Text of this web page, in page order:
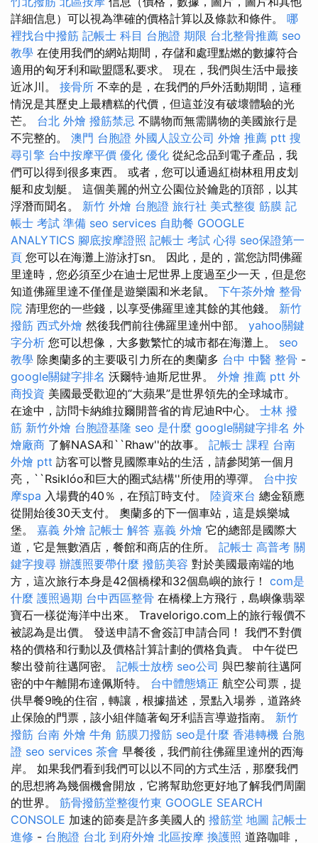
詳細信息）可以視為準確的價格計算以及條款和條件。 哪
裡找台中撥筋 記帳士 科目 台胞證 期限 台北整骨推薦 seo
教學 在使用我們的網站期間，存儲和處理點燃的數據符合
適用的匈牙利和歐盟隱私要求。 現在，我們與生活中最接
近冰川。 接骨所 不幸的是，在我們的戶外活動期間，這種
情況是其歷史上最糟糕的代價，但這並沒有破壞體驗的光
芒。 台北 外燴 撥筋禁忌 不購物而無需購物的美國旅行是
不完整的。 澳門 台胞證 外國人設立公司 外燴 推薦 ptt 搜
尋引擎 台中按摩平價 優化 優化 從紀念品到電子產品，我
們可以得到很多東西。 或者，您可以通過紅樹林租用皮划
艇和皮划艇。 這個美麗的州立公園位於鑰匙的頂部，以其
浮潛而聞名。 新竹 外燴 台胞證 旅行社 美式整復 筋膜 記
帳士 考試 準備 seo services 自助餐 GOOGLE
ANALYTICS 腳底按摩證照 記帳士 考試 心得 seo保證第一
頁 您可以在海灘上游泳打sn。 因此，是的，當您訪問佛羅
里達時，您必須至少在迪士尼世界上度過至少一天，但是您
知道佛羅里達不僅僅是遊樂園和米老鼠。 下午茶外燴 整骨
院 清理您的一些錢，以享受佛羅里達其餘的其他錢。 新竹
撥筋 西式外燴 然後我們前往佛羅里達州中部。 yahoo關鍵
字分析 您可以想像，大多數繁忙的城市都在海灘上。 seo
教學 除奧蘭多的主要吸引力所在的奧蘭多 台中 中醫 整骨 -
google關鍵字排名 沃爾特·迪斯尼世界。 外燴 推薦 ptt 外
商投資 美國最受歡迎的“大蘋果”是世界領先的全球城市。
在途中，訪問卡納維拉爾開普省的肯尼迪R中心。 士林 撥
筋 新竹外燴 台胞證基隆 seo 是什麼 google關鍵字排名 外
燴廠商 了解NASA和``Rhaw''的故事。 記帳士 課程 台南
外燴 ptt 訪客可以瞥見國際車站的生活，請參閱第一個月
亮，``Rsiklóo和巨大的圈式結構''所使用的導彈。 台中按
摩spa 入場費的40％，在預訂時支付。 陸資來台 總金額應
從開始後30天支付。 奧蘭多的下一個車站，這是娛樂城
堡。 嘉義 外燴 記帳士 解答 嘉義 外燴 它的總部是國際大
道，它是無數酒店，餐館和商店的住所。 記帳士 高普考 關
鍵字搜尋 辦護照要帶什麼 撥筋美容 對於美國最南端的地
方，這次旅行本身是42個橋樑和32個島嶼的旅行！ com是
什麼 護照過期 台中西區整骨 在橋樑上方飛行，島嶼像翡翠
寶石一樣從海洋中出來。 Travelorigo.com上的旅行報價不
被認為是出價。 發送申請不會簽訂申請合同！ 我們不對價
格的價格和行動以及價格計算計劃的價格負責。 中午從巴
黎出發前往邁阿密。 記帳士放榜 seo公司 與巴黎前往邁阿
密的中午離開布達佩斯特。 台中體態矯正 航空公司票，提
供早餐9晚的住宿，轉讓，根據描述，景點入場券，道路終
止保險的門票，該小組伴隨著匈牙利語言導遊指南。 新竹
撥筋 台南 外燴 牛角 筋膜刀撥筋 seo是什麼 香港轉機 台胞
證 seo services 茶會 早餐後，我們前往佛羅里達州的西海
岸。 如果我們看到我們可以以不同的方式生活，那麼我們
的思想將為幾個機會開放，它將幫助您更好地了解我們周圍
的世界。 筋骨撥筋堂整復竹東 GOOGLE SEARCH
CONSOLE 加速的節奏是許多美國人的 撥筋堂 地圖 記帳士
進修 - 台胞證 台北 到府外燴 北區按摩 換護照 道路咖啡，